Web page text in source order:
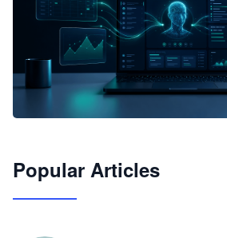
JimoClaw 桌面 AI Agent 工作台
Popular Articles